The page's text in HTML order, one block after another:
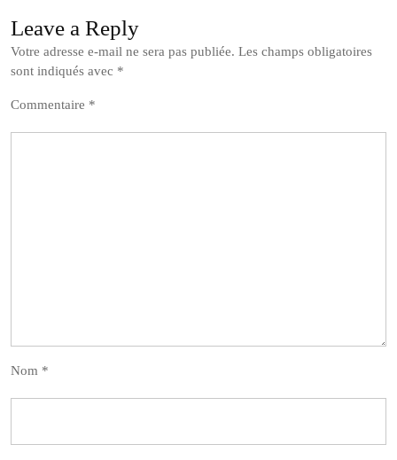
Leave a Reply
Votre adresse e-mail ne sera pas publiée. Les champs obligatoires
sont indiqués avec *
Commentaire *
Nom *